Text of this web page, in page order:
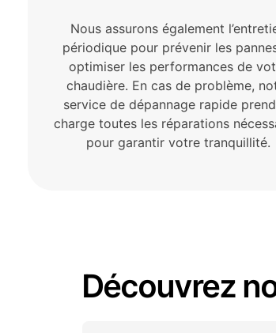
Nous assurons également
périodique pour prévenir les
optimiser les performances de
chaudière. En cas de problème,
service de dépannage rapide
charge toutes les réparations
pour garantir votre tranquillité.
Découvrez